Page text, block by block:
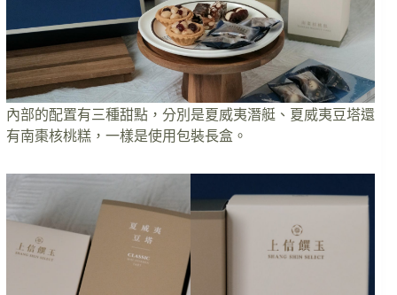
內部的配置有三種甜點，分別是夏威夷潛艇、夏威夷豆塔還
有南棗核桃糕，一樣是使用包裝長盒。